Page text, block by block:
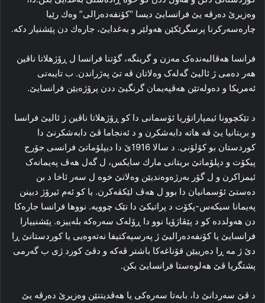
وەزیرێ دەرڤە یێ فرانسایێ دیسا “کۆنفه‌ده‌رالی” وەك رێیا
چاره‌سه‌ركرنا پرسگرێكێن ھەولێر و بەغدایێ، جارەك دن پێشنیار دکه‌.
فرانسا هه‌ڤالبه‌نده‌ک مه‌زن‌ و گرینگه‌، گۆتنا فرانسا ل ڕۆژهلاتا ناڤین
هه‌ر ده‌می ژ ئالیێ گه‌له‌ک وه‌لاتان ڤه‌ تێ په‌ژراندن. ب تایبه‌تی
ئەمریكا و ده‌وله‌تێن هه‌ڤپه‌یمان گرنگیێ ددن پرۆژه‌یێن فرانسایێ.
د تێکچوونا ئیمپاراتۆریا ئۆسمانی د‌ا کو ڕۆژهلاتا ناڤین ژ ئالیێ فرانسا
و بریتانیا یێ ڤه‌ هاته‌ دابه‌شکرن و د ئه‌نجاما ڤێ دابه‌شکرنێ دا‌
کوردستان بو کۆلۆنی. د سالا 1916ێ دا دیپلۆماتێ فرانسی جۆرج
پیكۆت و دپلۆماتێ بریتانی مارك سایكس، ل گه‌ل هه‌ڤ په‌یمانه‌ک
ئیمزا‌کرن و ل گۆر به‌رژه‌وه‌ندیێن وه‌لاتێ خوه‌ ل سه‌ر ئاخا د بن
ده‌ستێ ئۆسمانیان دا‌ بوو ل هه‌ڤ لێكڤه‌کرن. یا کو ئه‌م ئیرۆژ دبینن
په‌یمانا سیکه‌س-پكۆت د پراتیکێ دا تێک چوویه‌. نووها فرانسا جاره‌کا‌
دن هه‌ولدده‌ کو د پێڤاژۆیا نوو دا‌ ڕۆله‌ک سه‌ره‌که‌ بله‌ییزه‌. پێشنییارا
فرانسایێ یا کۆنفه‌ده‌رالیێ ژ په‌رسپه‌کتیفا نه‌ته‌وه‌یی یا کوردستانێ ڕا‌
دێ ژ مه‌ ڕا‌ ده‌رییێن قۆناغه‌کا‌ باشتر ڤه‌که‌ و دڤێ کورد ژی ب گه‌رمی
پشتگریا ڤێ هه‌لوه‌ستا فرانسایێ بکن.
د ڤێ سه‌ردانێ دا‌، بابه‌تا سه‌ره‌کی یا هه‌ڤدیتنێن وه‌زیرێ ده‌رڤه‌ یێ